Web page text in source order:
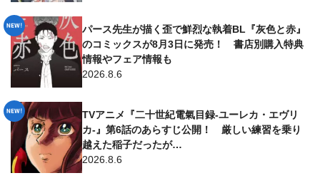
パース先生が描く歪で鮮烈な執着BL『灰色と赤』
のコミックスが8月3日に発売！ 書店別購入特典
情報やフェア情報も
2026.8.6
TVアニメ『二十世紀電氣目録-ユーレカ・エヴリ
カ-』第6話のあらすじ公開！ 厳しい練習を乗り
越えた稲子だったが…
2026.8.6